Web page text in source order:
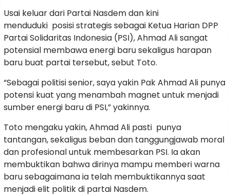
Usai keluar dari Partai Nasdem dan kini
menduduki posisi strategis sebagai Ketua Harian DPP
Partai Solidaritas Indonesia (PSI), Ahmad Ali sangat
potensial membawa energi baru sekaligus harapan
baru buat partai tersebut, sebut Toto.
“Sebagai politisi senior, saya yakin Pak Ahmad Ali punya
potensi kuat yang menambah magnet untuk menjadi
sumber energi baru di PSI,” yakinnya.
Toto mengaku yakin, Ahmad Ali pasti punya
tantangan, sekaligus beban dan tanggungjawab moral
dan profesional untuk membesarkan PSI. Ia akan
membuktikan bahwa dirinya mampu memberi warna
baru sebagaimana ia telah membuktikannya saat
menjadi elit politik di partai Nasdem.